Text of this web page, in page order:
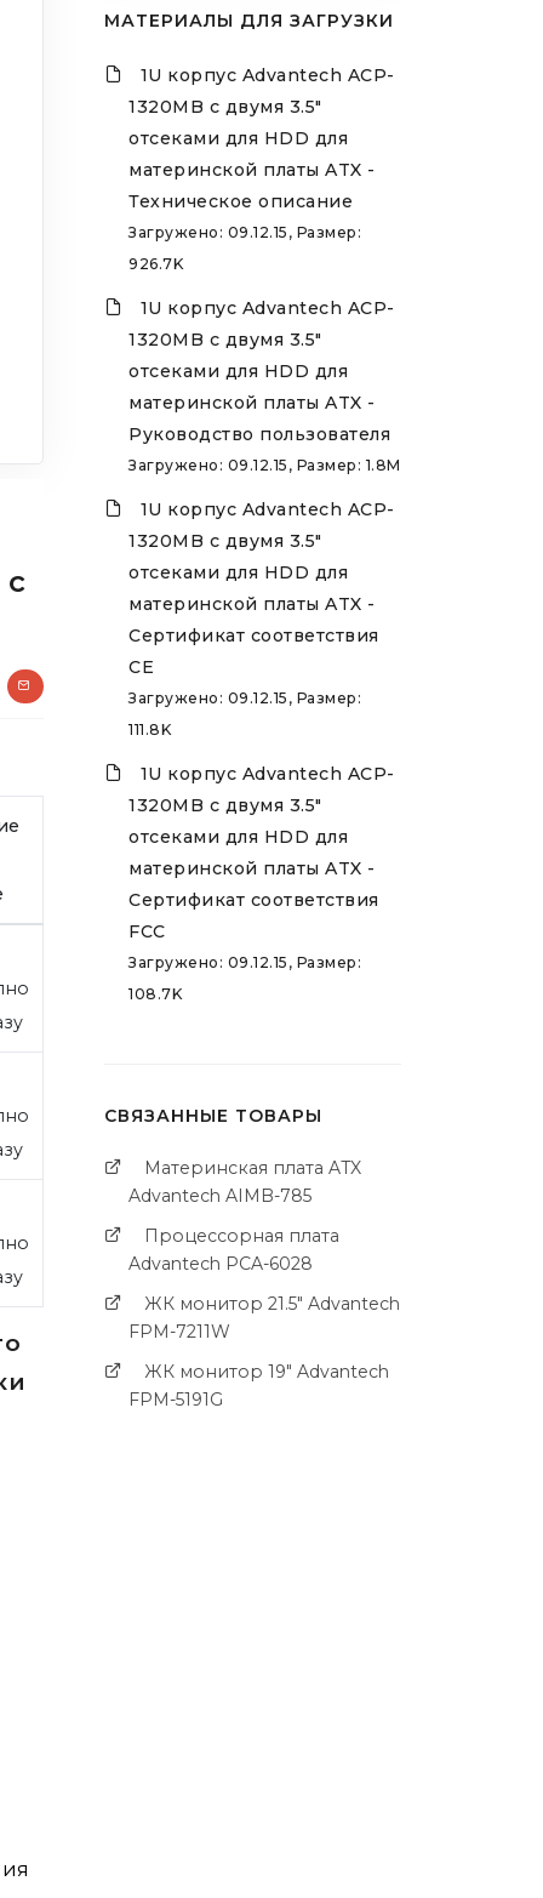
с
МАТЕРИАЛЫ ДЛЯ ЗАГРУЗКИ
1U корпус Advantech ACP-
1320MB с двумя 3.5"
отсеками для HDD для
материнской платы ATX -
Техническое описание
Загружено: 09.12.15, Размер:
926.7K
1U корпус Advantech ACP-
1320MB с двумя 3.5"
отсеками для HDD для
материнской платы ATX -
Руководство пользователя
Загружено: 09.12.15, Размер: 1.8M
1U корпус Advantech ACP-
1320MB с двумя 3.5"
отсеками для HDD для
материнской платы ATX -
Сертификат соответствия
CE
Загружено: 09.12.15, Размер:
111.8K
1U корпус Advantech ACP-
1320MB с двумя 3.5"
отсеками для HDD для
материнской платы ATX -
Сертификат соответствия
FCC
Загружено: 09.12.15, Размер:
108.7K
СВЯЗАННЫЕ ТОВАРЫ
Материнская плата ATX
Advantech AIMB-785
Процессорная плата
Advantech PCA-6028
ЖК монитор 21.5" Advantech
FPM-7211W
ЖК монитор 19" Advantech
FPM-5191G